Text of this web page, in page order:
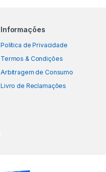
Informações
Política de Privacidade
Termos & Condições
Arbitragem de Consumo
Livro de Reclamações